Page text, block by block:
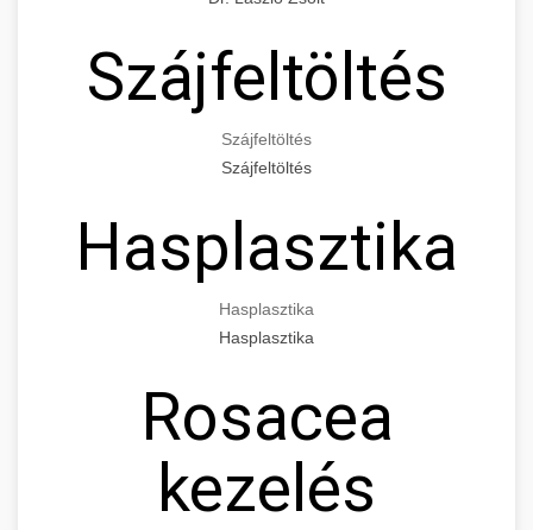
Szájfeltöltés
Szájfeltöltés
Szájfeltöltés
Hasplasztika
Hasplasztika
Hasplasztika
Rosacea
kezelés